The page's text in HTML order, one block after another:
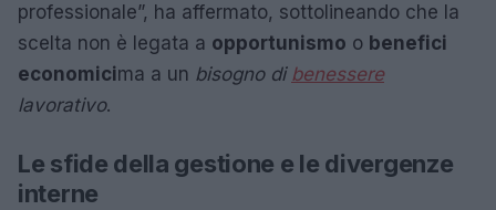
professionale”, ha affermato, sottolineando che la
scelta non è legata a opportunismo o benefici
economicima a un bisogno di benessere
lavorativo.
Le sfide della gestione e le divergenze
interne